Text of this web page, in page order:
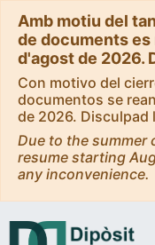
Amb motiu del
de documents es
d'agost de 2026.
Con motivo del
documentos se
de 2026. Disculpad
Due to the summer
resume starting
any inconvenience.